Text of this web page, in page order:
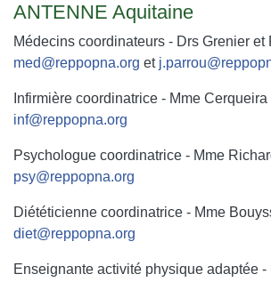
ANTENNE Aquitaine
Médecins coordinateurs - Drs Grenier et
med@reppopna.org et
Infirmière coordinatrice - Mme Cerqueira
inf@reppopna.org
Psychologue coordinatrice - Mme
psy@reppopna.org
Diététicienne coordinatrice - Mme
diet@reppopna.org
Enseignante activité physique adaptée -